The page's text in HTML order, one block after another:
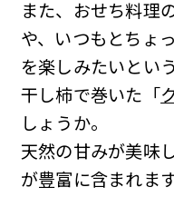
また、おせち料理
や、いつもとちょ
を楽しみたいとい
干し柿で巻いた「
しょうか。
天然の甘みが美味
が豊富に含まれます